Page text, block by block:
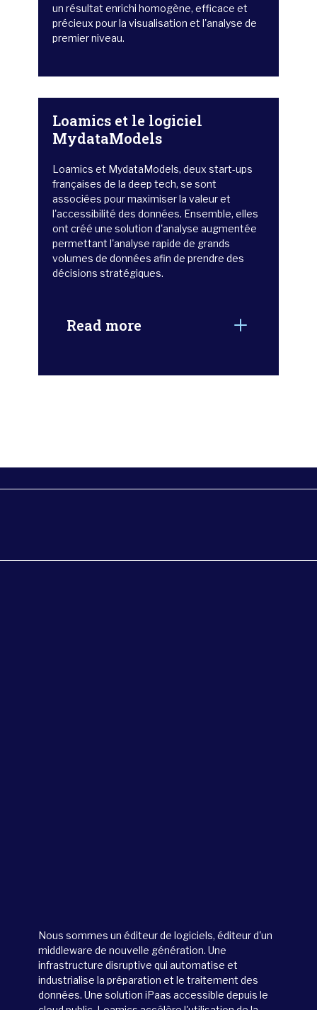
un résultat enrichi homogène, efficace et
précieux pour la visualisation et l'analyse de
premier niveau.
Loamics et le logiciel
MydataModels
Loamics et MydataModels, deux start-ups
françaises de la deep tech, se sont
associées pour maximiser la valeur et
l'accessibilité des données. Ensemble, elles
ont créé une solution d'analyse augmentée
permettant l'analyse rapide de grands
volumes de données afin de prendre des
décisions stratégiques.
Read more
Nous sommes un éditeur de logiciels, éditeur d'un
middleware de nouvelle génération. Une
infrastructure disruptive qui automatise et
industrialise la préparation et le traitement des
données. Une solution iPaas accessible depuis le